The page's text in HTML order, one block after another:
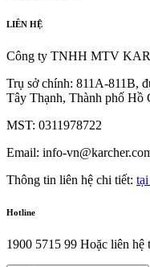
LIÊN HỆ
Công ty TNHH MTV
Trụ sở chính: 811A-811B,
Tây Thạnh, Thành phố Hồ
MST: 0311978722
Email: info-
Thông tin liên hệ chi tiết:
Hotline
1900 5715 99 Hoặc liên hệ